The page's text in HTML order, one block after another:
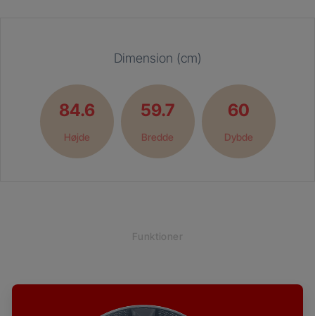
Dimension (cm)
84.6
Højde
59.7
Bredde
60
Dybde
Funktioner